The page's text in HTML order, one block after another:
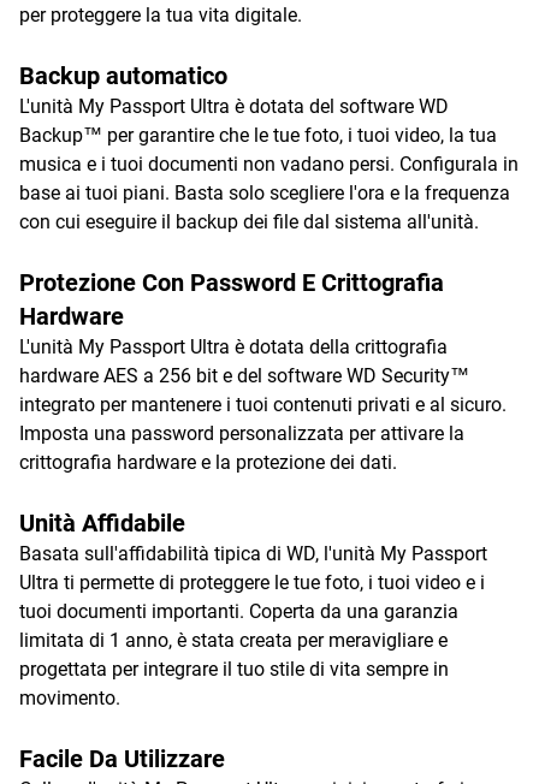
per proteggere la tua vita digitale.
Backup automatico
L'unità My Passport Ultra è dotata del software WD
Backup™ per garantire che le tue foto, i tuoi video, la tua
musica e i tuoi documenti non vadano persi. Configurala in
base ai tuoi piani. Basta solo scegliere l'ora e la frequenza
con cui eseguire il backup dei file dal sistema all'unità.
Protezione Con Password E Crittografia
Hardware
L'unità My Passport Ultra è dotata della crittografia
hardware AES a 256 bit e del software WD Security™
integrato per mantenere i tuoi contenuti privati e al sicuro.
Imposta una password personalizzata per attivare la
crittografia hardware e la protezione dei dati.
Unità Affidabile
Basata sull'affidabilità tipica di WD, l'unità My Passport
Ultra ti permette di proteggere le tue foto, i tuoi video e i
tuoi documenti importanti. Coperta da una garanzia
limitata di 1 anno, è stata creata per meravigliare e
progettata per integrare il tuo stile di vita sempre in
movimento.
Facile Da Utilizzare